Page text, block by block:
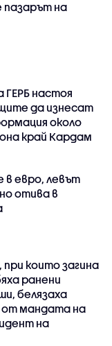
пазарът на
ГЕРБ настоя
да изнесат
около
край Кардам
в евро, левът
отива в
при които загина
ранени
белязаха
от мандата на
на